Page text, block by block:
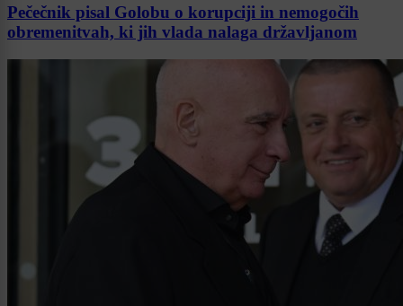
Pečečnik pisal Golobu o korupciji in nemogočih
obremenitvah, ki jih vlada nalaga državljanom